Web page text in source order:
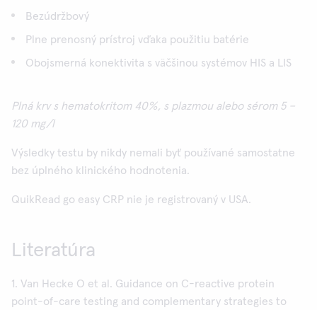
Bezúdržbový
Plne prenosný prístroj vďaka použitiu batérie
Obojsmerná konektivita s väčšinou systémov HIS a LIS
Plná krv s hematokritom 40%, s plazmou alebo sérom 5 –
120 mg/l
Výsledky testu by nikdy nemali byť používané samostatne
bez úplného klinického hodnotenia.
QuikRead go easy CRP nie je registrovaný v USA.
Literatúra
1. Van Hecke O et al. Guidance on C-reactive protein
point-of-care testing and complementary strategies to